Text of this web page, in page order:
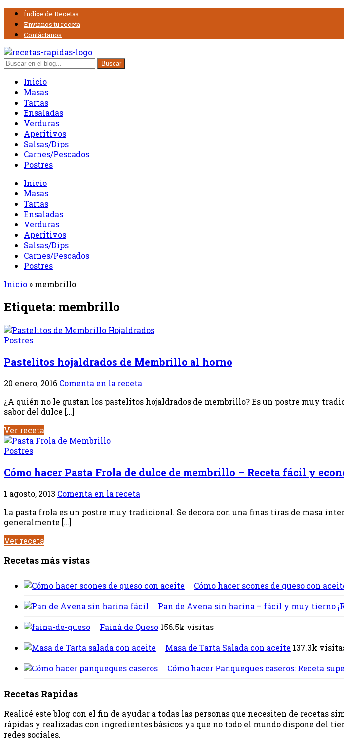
Índice de Recetas
Envíanos tu receta
Contáctanos
Inicio
Masas
Tartas
Ensaladas
Verduras
Aperitivos
Salsas/Dips
Carnes/Pescados
Postres
Inicio
Masas
Tartas
Ensaladas
Verduras
Aperitivos
Salsas/Dips
Carnes/Pescados
Postres
Inicio » membrillo
Etiqueta: membrillo
Postres
Pastelitos hojaldrados de Membrillo al horno
20 enero, 2016 Comenta en la receta
¿A quién no le gustan los pastelitos hojaldrados de membrillo? Es un postre muy
sabor del dulce […]
Ver receta
Postres
Cómo hacer Pasta Frola de dulce de membrillo – Receta fácil y
1 agosto, 2013 Comenta en la receta
La pasta frola es un postre muy tradicional. Se decora con una finas tiras de masa
generalmente […]
Ver receta
Recetas más vistas
Cómo hacer scones de queso con
Pan de Avena sin harina – fácil y muy tierno
Fainá de Queso 156.5k visitas
Masa de Tarta Salada con aceite 137.3k
Cómo hacer Panqueques caseros: Receta
Recetas Rapidas
Realicé este blog con el fin de ayudar a todas las personas que necesiten de recetas
rápidas y realizadas con ingredientes básicos ya que no todo el mundo dispone del
redes sociales.